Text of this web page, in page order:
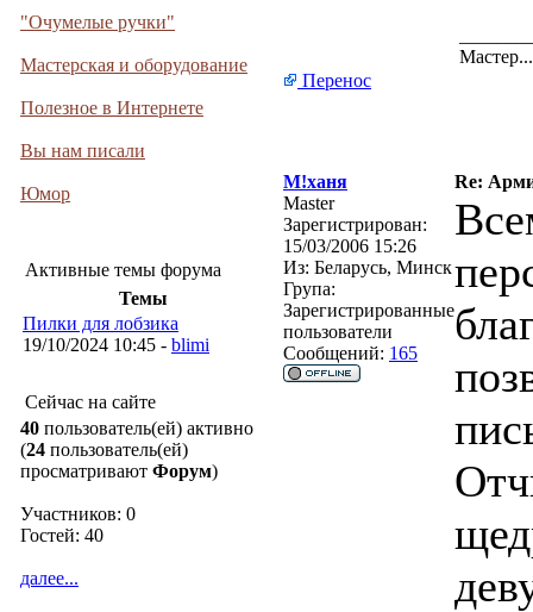
"Очумелые ручки"
Мастерская и оборудование
Полезное в Интернете
Вы нам писали
Юмор
Активные темы форума
Темы
Пилки для лобзика
19/10/2024 10:45 - blimi
Сейчас на сайте
40 пользователь(ей) активно
(24 пользователь(ей)
просматривают Форум)
Участников: 0
Гостей: 40
далее...
Перенос
М!ханя
Re:
Master
Зарегистрирован:
15/03/2006 15:26
Из: Беларусь, Минск
Група:
Зарегистрированные
пользователи
Сообщений: 165